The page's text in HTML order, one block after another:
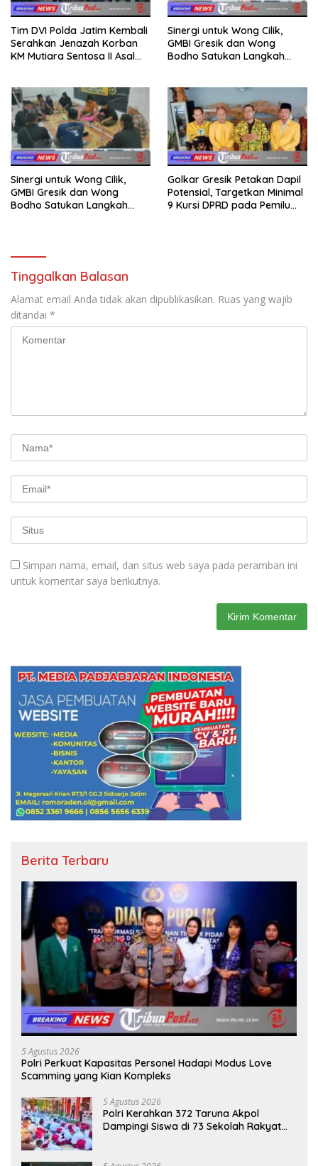
Tim DVI Polda Jatim Kembali
Serahkan Jenazah Korban
KM Mutiara Sentosa II Asal
Sinergi untuk Wong Cilik,
GMBI Gresik dan Wong
Bodho Satukan Langkah
Sinergi untuk Wong Cilik,
GMBI Gresik dan Wong
Bodho Satukan Langkah
Golkar Gresik Petakan Dapil
Potensial, Targetkan Minimal
9 Kursi DPRD pada Pemilu
Tinggalkan Balasan
Alamat email Anda tidak akan dipublikasikan. Ruas yang wajib
ditandai *
Simpan nama, email, dan situs web saya pada peramban ini
untuk komentar saya berikutnya.
Berita Terbaru
5 Agustus 2026
Polri Perkuat Kapasitas Personel Hadapi Modus Love
Scamming yang Kian Kompleks
5 Agustus 2026
Polri Kerahkan 372 Taruna Akpol
Dampingi Siswa di 73 Sekolah Rakyat